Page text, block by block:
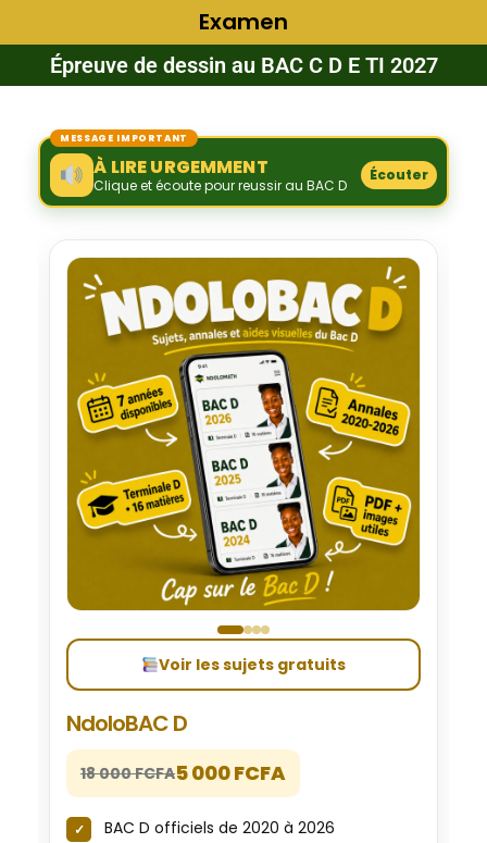
Examen
Épreuve de dessin au BAC C D E TI 2027
MESSAGE IMPORTANT
À LIRE URGEMMENT
Clique et écoute pour reussir au BAC D
Écouter
Voir les sujets gratuits
NdoloBAC D
18 000 FCFA5 000 FCFA
BAC D officiels de 2020 à 2026